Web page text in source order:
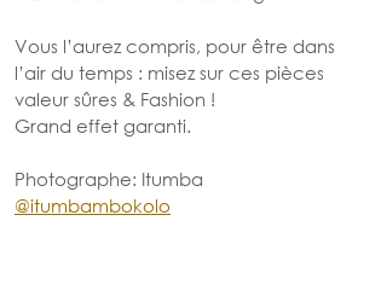
Vous l’aurez compris, pour être dans
l’air du temps : misez sur ces pièces
valeur sûres & Fashion !
Grand effet garanti.
Photographe: Itumba
@itumbambokolo